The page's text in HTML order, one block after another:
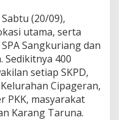
(20/09),
utama, serta
Sangkuriang dan
Sedikitnya 400
setiap SKPD,
Cipageran,
PKK, masyarakat
Karang Taruna.